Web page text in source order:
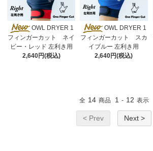
OWL DRYER 1
フィンガーカット ネイ
ビー・レッド 左利き用
2,640円(税込)
OWL DRYER 1
フィンガーカット スカ
イブルー 左利き用
2,640円(税込)
全 14 商品 1 - 12 表示
< Prev Next >